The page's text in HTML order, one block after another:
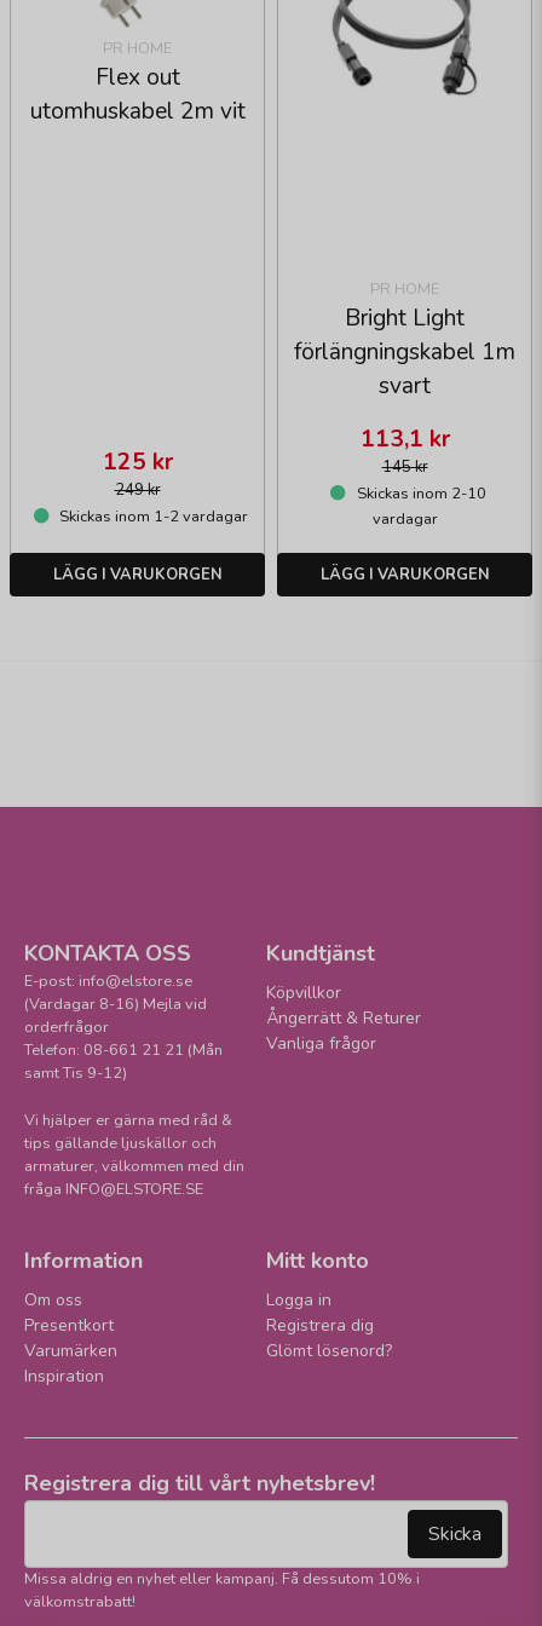
PR HOME
Flex out
utomhuskabel 2m vit
249 kr
125 kr
Skickas inom 1-2 vardagar
LÄGG I VARUKORGEN
PR HOME
Bright Light
förlängningskabel 1m
svart
145 kr
113,1 kr
Skickas inom 2-10
vardagar
LÄGG I VARUKORGEN
KONTAKTA OSS
E-post: info@elstore.se
(Vardagar 8-16) Mejla vid
orderfrågor
Telefon: 08-661 21 21 (Mån
samt Tis 9-12)
Vi hjälper er gärna med råd &
tips gällande ljuskällor och
armaturer, välkommen med din
fråga INFO@ELSTORE.SE
Kundtjänst
Köpvillkor
Ångerrätt & Returer
Vanliga frågor
Information
Om oss
Presentkort
Varumärken
Inspiration
Mitt konto
Logga in
Registrera dig
Glömt lösenord?
Registrera dig till vårt nyhetsbrev!
Skicka
Missa aldrig en nyhet eller kampanj. Få dessutom 10% i
välkomstrabatt!